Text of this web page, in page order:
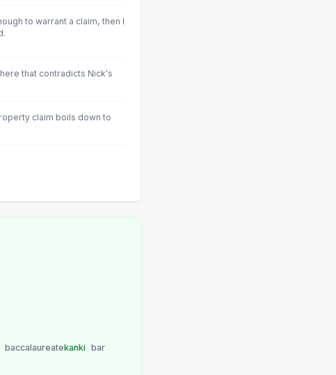
to warrant a claim, then I
that contradicts Nick's
claim boils down to
baccalaureatekanki
bar